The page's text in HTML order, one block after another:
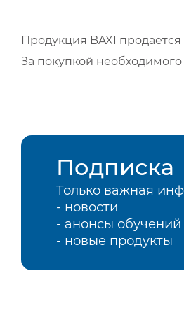
Продукция BAXI
За покупкой
Подписка
Только важная
- новости
- анонсы
- новые продукты